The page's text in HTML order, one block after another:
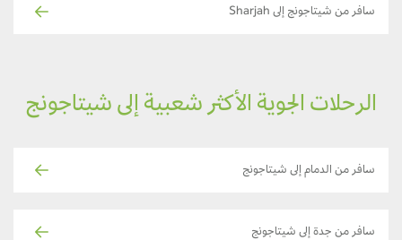
سافر من شيتاجونج إلى Sharjah
الرحلات الجوية الأكثر شعبية إلى شيتاجونج
سافر من الدمام إلى شيتاجونج
سافر من جدة إلى شيتاجونج